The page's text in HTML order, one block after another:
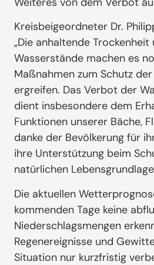
Kreisbeigeordneter Dr.
„Die anhaltende
Wasserstände machen es
Maßnahmen zum Schutz
ergreifen. Das Verbot der
dient insbesondere dem
Funktionen unserer Bäche,
danke der Bevölkerung für
ihre Unterstützung beim
natürlichen
Die aktuellen
kommenden Tage keine
Niederschlagsmengen
Regenereignisse und
Situation nur kurzfristig